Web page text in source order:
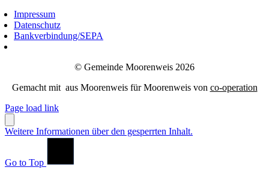
Impressum
Datenschutz
Bankverbindung/SEPA
© Gemeinde Moorenweis 2026
Gemacht mit aus Moorenweis für Moorenweis von co-operation
Page load link
Weitere Informationen über den gesperrten Inhalt.
Go to Top